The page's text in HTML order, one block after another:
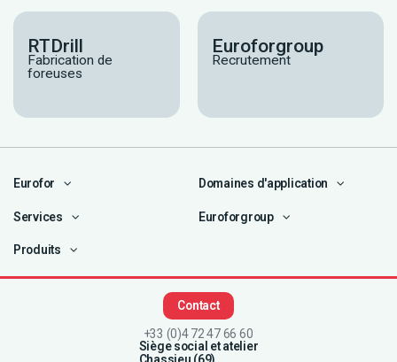
RTDrill
Fabrication de
foreuses
Euroforgroup
Recrutement
Eurofor Domaines d'application
Services Euroforgroup
Produits
Contact
+33 (0)4 72 47 66 60
Siège social et atelier